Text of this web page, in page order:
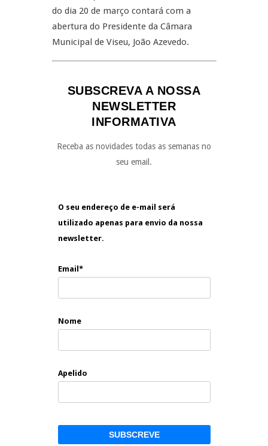
do dia 20 de março contará com a
abertura do Presidente da Câmara
Municipal de Viseu, João Azevedo.
SUBSCREVA A NOSSA
NEWSLETTER
INFORMATIVA
Receba as novidades todas as semanas no
seu email.
O seu endereço de e-mail será
utilizado apenas para envio da nossa
newsletter.
Email*
Nome
Apelido